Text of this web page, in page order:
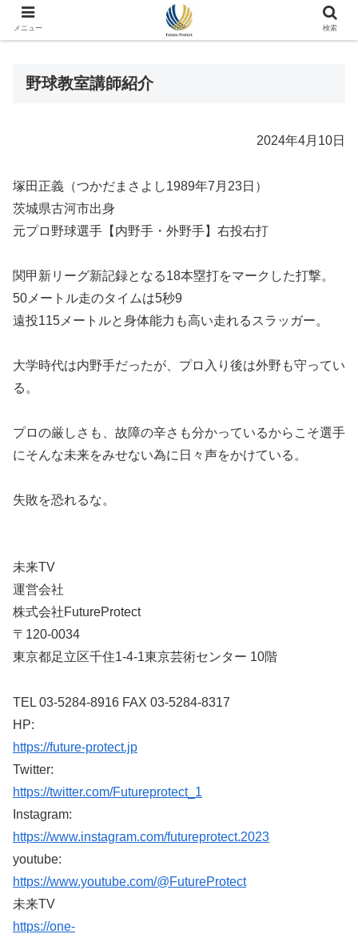
野球教室講師紹介
2024年4月10日
塚田正義（つかだまさよし1989年7月23日）
茨城県古河市出身
元プロ野球選手【内野手・外野手】右投右打
関甲新リーグ新記録となる18本塁打をマークした打撃。
50メートル走のタイムは5秒9
遠投115メートルと身体能力も高い走れるスラッガー。
大学時代は内野手だったが、プロ入り後は外野も守ってい
る。
プロの厳しさも、故障の辛さも分かっているからこそ選手
にそんな未来をみせない為に日々声をかけている。
失敗を恐れるな。
未来TV
運営会社
株式会社FutureProtect
〒120-0034
東京都足立区千住1-4-1東京芸術センター 10階
TEL 03-5284-8916 FAX 03-5284-8317
HP:
https://future-protect.jp
Twitter:
https://twitter.com/Futureprotect_1
Instagram:
https://www.instagram.com/futureprotect.2023
youtube:
https://www.youtube.com/@FutureProtect
未来TV
https://one-
メニュー 検索